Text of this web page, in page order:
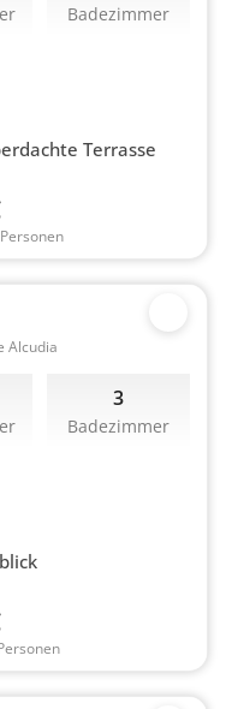
Badezimmer
Terrasse
Alcudia
3
Badezimmer